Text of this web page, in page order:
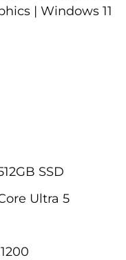
| Windows 11
SSD
Ultra 5